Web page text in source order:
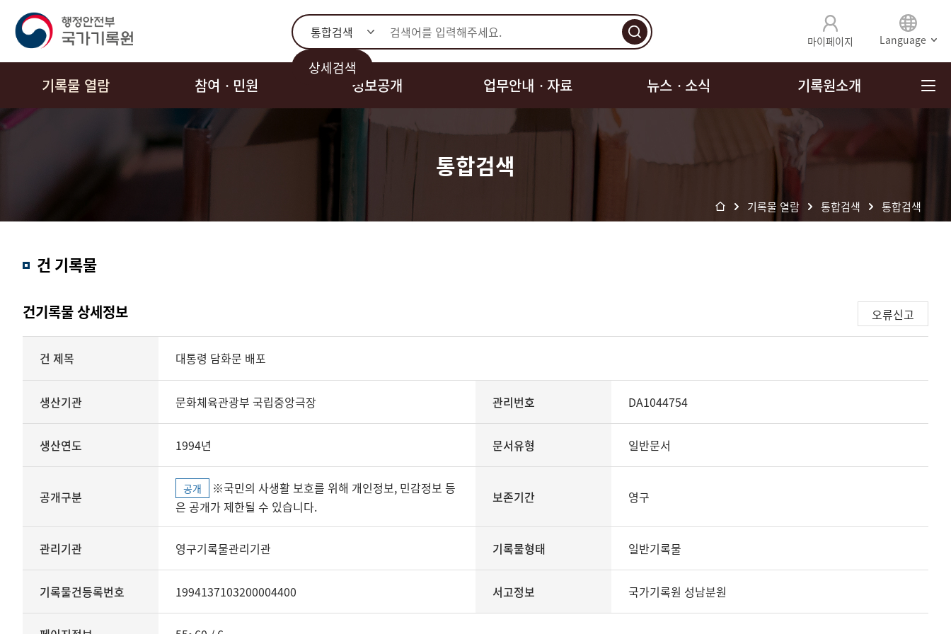
통합검색
상세검색
마이페이지 Language
기록물 열람 참여ㆍ민원 정보공개 업무안내ㆍ자료 뉴스ㆍ소식 기록원소개
통합검색
기록물 열람 통합검색 통합검색
검색건 기록물
건기록물 상세정보
오류신고
건 제목 대통령 담화문 배포
생산기관 문화체육관광부 국립중앙극장 관리번호 DA1044754
생산연도 1994년 문서유형 일반문서
공개구분 공개
은 공개가 제한될 수 있습니다.
보존기간 영구
관리기관 영구기록물관리기관 기록물형태 일반기록물
기록물건등록번호 1994137103200004400 서고정보 국가기록원 성남분원